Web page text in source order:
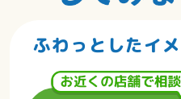
ふわっとしたイ